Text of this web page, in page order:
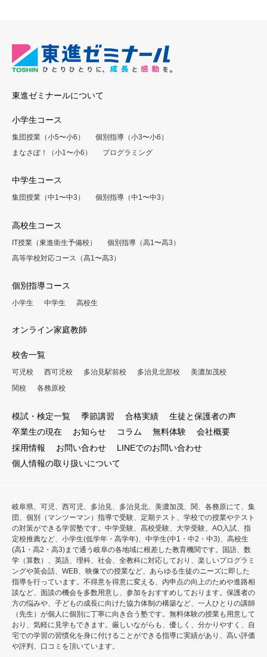
東進ゼミナールについて
小学生コース
集団授業（小5〜小6）
個別指導（小3〜小6）
まなさぽ！（小1〜小6）
プログラミング
中学生コース
集団授業（中1〜中3） 個別指導（中1〜中3）
高校生コース
IT授業（東進衛生予備校）
個別指導（高1〜高3）
高等学校対応コース（高1〜高3）
個別指導コース
小学生 中学生 高校生
オンライン家庭教師
校舎一覧
可児校 西可児校 多治見駅前校 多治見北部校
美濃加茂校
関校
各務原校
模試・検定一覧 季節講習 合格実績
生徒と保護者の声
卒業生の現在
お知らせ コラム 無料体験
会社概要
採用情報
お問い合わせ
LINEでのお問い合わせ
個人情報の取り扱いについて
岐阜県、可児、西可児、多治見、多治見北、美濃加茂、関、各務原にて、集
団、個別（マンツーマン）指導で受験、定期テスト、学校での授業やテスト
の対策ができる学習塾です。中学受験、高校受験、大学受験、AO入試、指
定校推薦など、小学生(低学年・高学年)、中学生(中1・中2・中3)、高校生
(高1・高2・高3)まで通う岐阜の各地域に根差した教育機関です。国語、数
学（算数）、英語、理科、社会、全教科に対応しており、楽しいプログラミ
ングや英会話、WEB、映像での授業など、あらゆる生徒のニーズに即した
指導を行っています。不得意を得意に変える、内申点の向上のためや進路相
談など、面談の機会を多数用意し、参加をおすすめしております。保護者の
方の悩みや、子どもの成長に向けた協力体制の構築など、一人ひとりの講師
（先生）が個人に個別に丁寧に向き合う塾です。無料体験の授業も用意して
おり、気軽に見学もできます。厳しいながらも、優しく、分かりやすく、自
宅での学習の習慣化を身に付けることができる指導に実績があり、高い評価
や評判、口コミを頂いています。